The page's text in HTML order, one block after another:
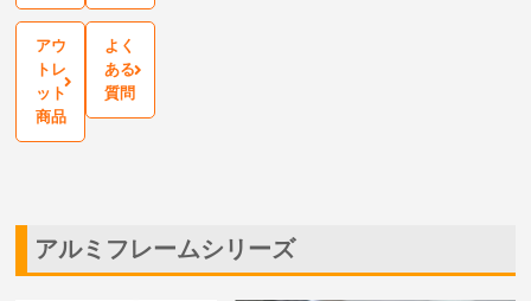
アウ
トレ
ット
商品
よく
ある
質問
アルミフレームシリーズ